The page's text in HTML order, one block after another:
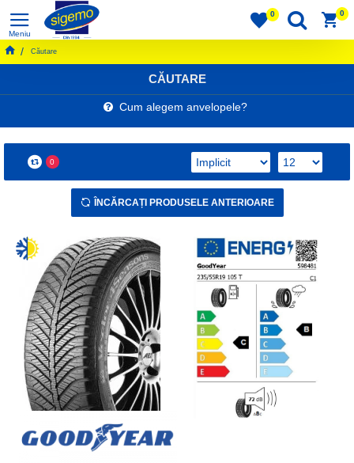
0 0
Căutare
CĂUTARE
Cum alegem anvelopele?
0
ÎNCĂRCAȚI PRODUSELE ANTERIOARE